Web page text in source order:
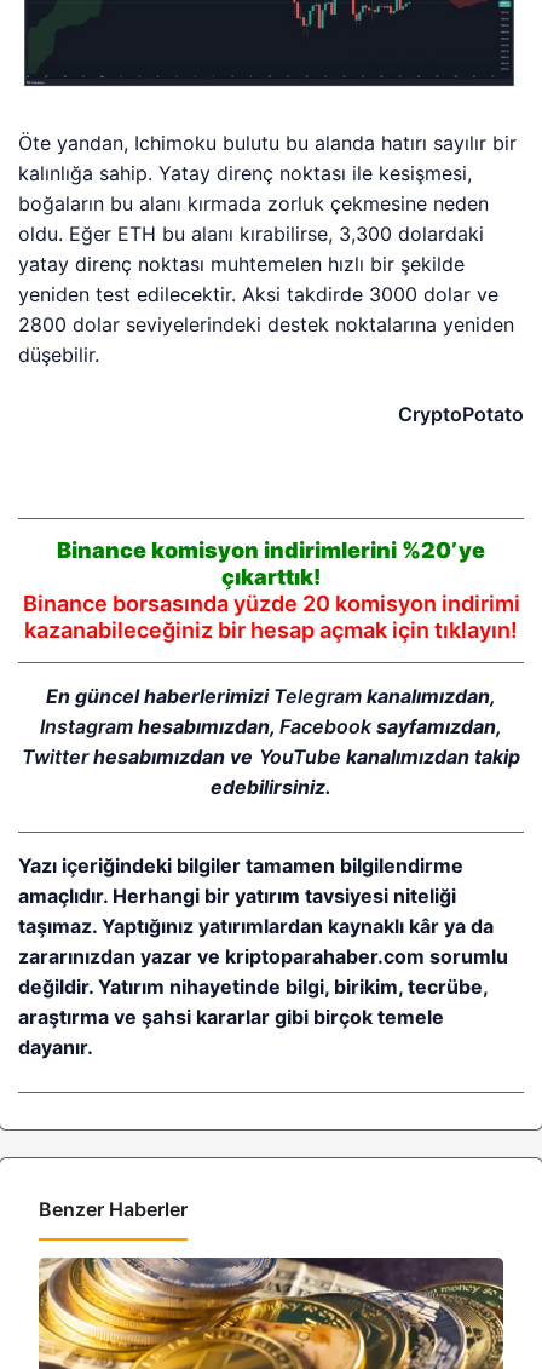
Öte yandan, Ichimoku bulutu bu alanda hatırı sayılır bir
kalınlığa sahip. Yatay direnç noktası ile kesişmesi,
boğaların bu alanı kırmada zorluk çekmesine neden
oldu. Eğer ETH bu alanı kırabilirse, 3,300 dolardaki
yatay direnç noktası muhtemelen hızlı bir şekilde
yeniden test edilecektir. Aksi takdirde 3000 dolar ve
2800 dolar seviyelerindeki destek noktalarına yeniden
düşebilir.
CryptoPotato
Binance komisyon indirimlerini %20’ye
çıkarttık!
Binance borsasında yüzde 20 komisyon indirimi
kazanabileceğiniz bir hesap açmak için tıklayın!
En güncel haberlerimizi Telegram kanalımızdan,
Instagramhesabımızdan, Facebooksayfamızdan,
Twitterhesabımızdan ve YouTube kanalımızdan takip
edebilirsiniz.
Yazı içeriğindeki bilgiler tamamen bilgilendirme
amaçlıdır. Herhangi bir yatırım tavsiyesi niteliği
taşımaz. Yaptığınız yatırımlardan kaynaklı kâr ya da
zararınızdan yazar ve kriptoparahaber.com sorumlu
değildir. Yatırım nihayetinde bilgi, birikim, tecrübe,
araştırma ve şahsi kararlar gibi birçok temele
dayanır.
Benzer Haberler